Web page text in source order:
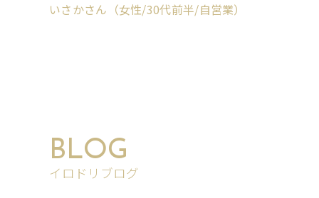
いさかさん（女性/30代前半/自営業）
BLOG
イロドリブログ